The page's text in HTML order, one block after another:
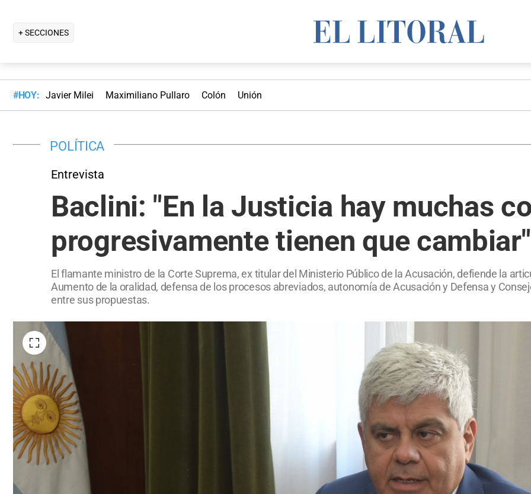
+ SECCIONES
#HOY: Javier Milei Maximiliano Pullaro Colón Unión
POLÍTICA
Entrevista
Baclini: "En la Justicia hay muchas
progresivamente tienen que cambiar"
El flamante ministro de la Corte Suprema, ex titular del Ministerio Público de la Acusación, defiende la
Aumento de la oralidad, defensa de los procesos abreviados, autonomía de Acusación y Defensa y
entre sus propuestas.